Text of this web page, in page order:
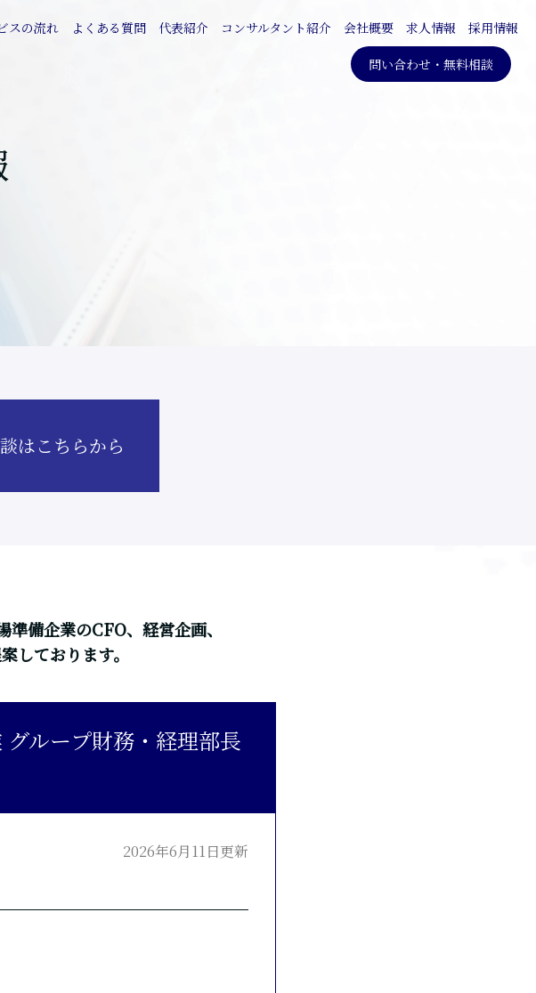
スの流れ よくある質問 代表紹介 コンサルタント紹介 会社概要 求人情報 採用情報
問い合わせ・無料相談
はこちらから
備企業のCFO、経営企画、
しております。
グループ財務・経理部長
2026年6月11日更新